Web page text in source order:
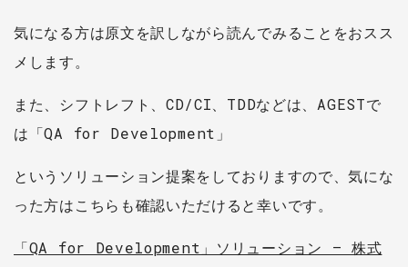
気になる方は原文を訳しながら読んでみることをおスス
メします。
また、シフトレフト、CD/CI、TDDなどは、AGESTで
は「QA for Development」
というソリューション提案をしておりますので、気にな
った方はこちらも確認いただけると幸いです。
「QA for Development」ソリューション – 株式